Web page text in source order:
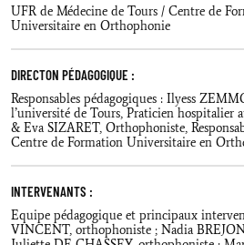
UFR de Médecine de Tours / Centre de
Universitaire en Orthophonie
DIRECTON PÉDAGOGIQUE :
Responsables pédagogiques : Ilyess
l’université de Tours, Praticien hospitalier
& Eva SIZARET, Orthophoniste,
Centre de Formation Universitaire en
INTERVENANTS :
Equipe pédagogique et principaux
VINCENT, orthophoniste ; Nadia